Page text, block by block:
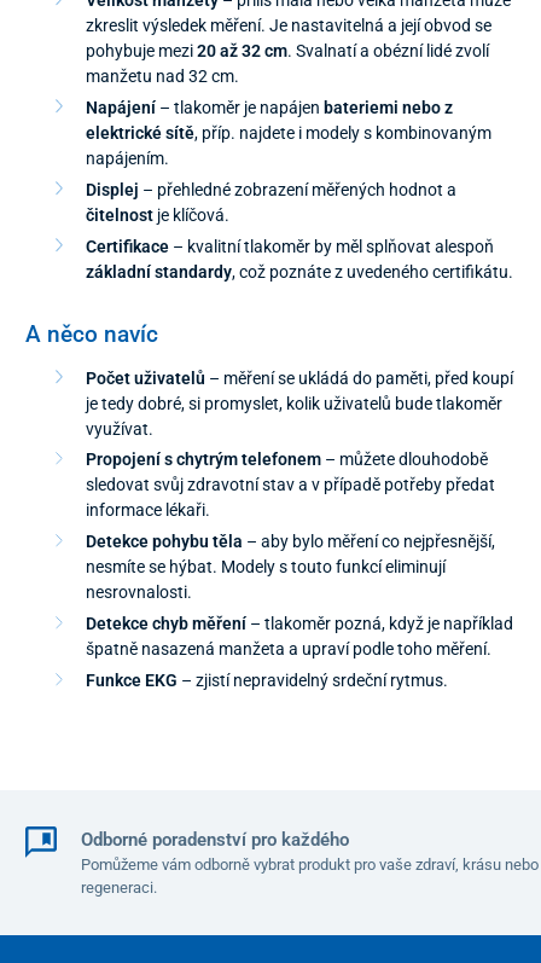
zkreslit výsledek měření. Je nastavitelná a její obvod se
pohybuje mezi20 až 32 cm. Svalnatí a obézní lidé zvolí
manžetu nad 32 cm.
Napájení– tlakoměr je napájen bateriemi nebo z
elektrické sítě, příp. najdete i modely s kombinovaným
napájením.
Displej – přehledné zobrazení měřených hodnot a
čitelnostje klíčová.
Certifikace– kvalitní tlakoměr by měl splňovat alespoň
základní standardy, což poznáte z uvedeného certifikátu.
A něco navíc
Počet uživatelů – měření se ukládá do paměti, před koupí
je tedy dobré, si promyslet, kolik uživatelů bude tlakoměr
využívat.
Propojení s chytrým telefonem– můžete dlouhodobě
sledovat svůj zdravotní stav a v případě potřeby předat
informace lékaři.
Detekce pohybu těla – aby bylo měření co nejpřesnější,
nesmíte se hýbat. Modely s touto funkcí eliminují
nesrovnalosti.
Detekce chyb měření– tlakoměr pozná, když je například
špatně nasazená manžeta a upraví podle toho měření.
Funkce EKG – zjistí nepravidelný srdeční rytmus.
Odborné poradenství pro každého
Pomůžeme vám odborně vybrat produkt pro vaše zdraví, krásu nebo
regeneraci.